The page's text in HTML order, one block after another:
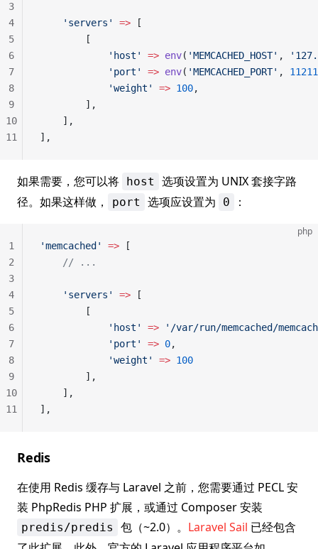
    'servers'
=> [
        [
            'host'
=> env( 'MEMCACHED_HOST' ,
            'port'
=> env( 'MEMCACHED_PORT' , 11211
            'weight'
=> 100,
        ],
    ],
],
3
4
5
6
7
8
9
10
11
如果需要，您可以将 host
选项设置为 UNIX 套接字路
径。如果这样做，
port 选项应设置为 0 ：
php
'memcached' => [
    // ...
    'servers'
=> [
        [
            'host'
=> '/var/run/memcached/
            'port'
=> 0,
            'weight'
=> 100
        ],
    ],
],
1
2
3
4
5
6
7
8
9
10
11
Redis
在使用 Redis 缓存与 Laravel 之前，您需要通过 PECL 安
装 PhpRedis PHP 扩展，或通过 Composer 安装
predis/predis 包（~2.0）。 Laravel Sail 已经包含